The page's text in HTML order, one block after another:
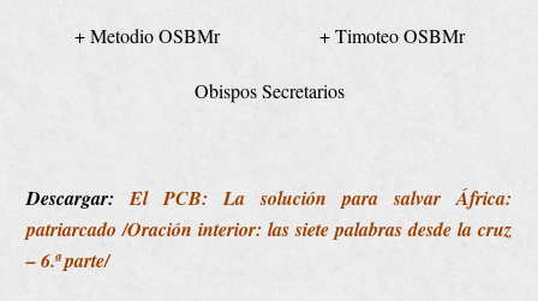
+ Metodio OSBMr + Timoteo OSBMr
Obispos Secretarios
Descargar:
El PCB: La solución para salvar África:
patriarcado /Oración interior: las siete palabras desde la cruz
– 6.ª parte/